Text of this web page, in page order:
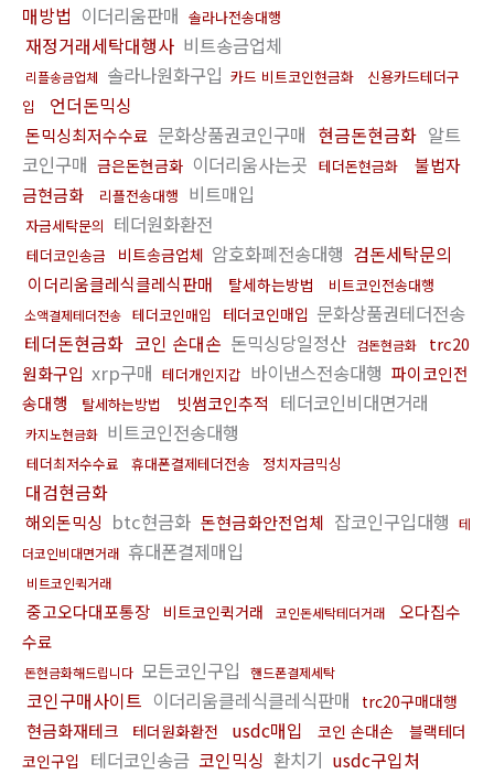
매방법 이더리움판매 솔라나전송대행
재정거래세탁대행사 비트송금업체
리플송금업체 솔라나원화구입 카드 비트코인현금화
신용카드테더구
입
언더돈믹싱
돈믹싱최저수수료 문화상품권코인구매 현금돈현금화 알트
코인구매 금은돈현금화 이더리움사는곳 테더돈현금화
불법자
금현금화
리플전송대행 비트매입
자금세탁문의 테더원화환전
테더코인송금 비트송금업체 암호화폐전송대행 검돈세탁문의
이더리움클레식클레식판매 탈세하는방법 비트코인전송대행
소액결제테더전송 테더코인매입 테더코인매입 문화상품권테더전송
테더돈현금화 코인 손대손 돈믹싱당일정산 검돈현금화
trc20
원화구입 xrp구매 테더개인지갑 바이낸스전송대행 파이코인전
송대행
탈세하는방법 빗썸코인추적 테더코인비대면거래
카지노현금화 비트코인전송대행
테더최저수수료 휴대폰결제테더전송 정치자금믹싱
대검현금화
해외돈믹싱 btc현금화 돈현금화안전업체 잡코인구입대행 테
더코인비대면거래 휴대폰결제매입
비트코인퀵거래
중고오다대포통장 비트코인퀵거래 코인돈세탁테더거래
오다집수
수료
돈현금화해드립니다 모든코인구입 핸드폰결제세탁
코인구매사이트 이더리움클레식클레식판매 trc20구매대행
현금화재테크 테더원화환전 usdc매입 코인 손대손
블랙테더
코인구입
테더코인송금 코인믹싱 환치기 usdc구입처